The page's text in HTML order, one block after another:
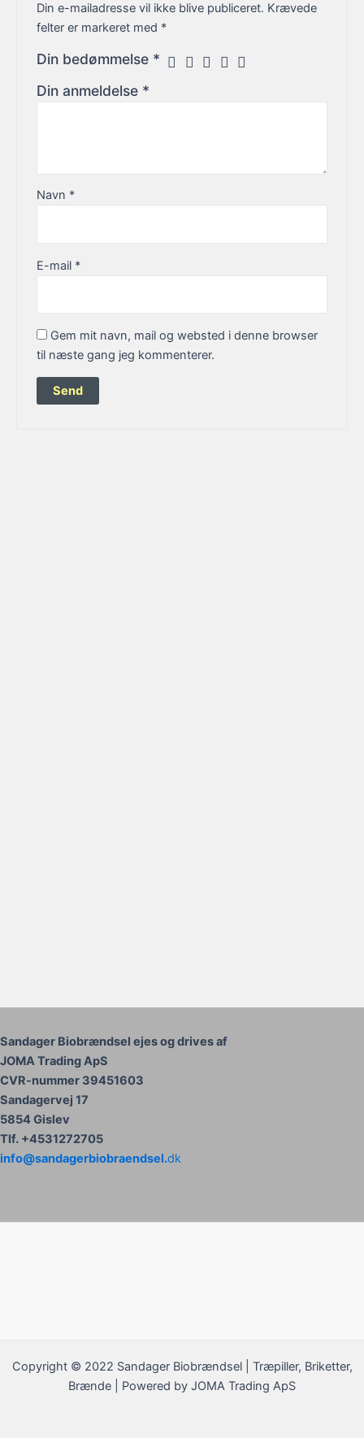
Din e-mailadresse vil ikke blive publiceret. Krævede
felter er markeret med *
Din bedømmelse *
Din anmeldelse *
Navn *
E-mail *
Gem mit navn, mail og websted i denne browser
til næste gang jeg kommenterer.
Sandager Biobrændsel ejes og drives af
JOMA Trading ApS
CVR-nummer 39451603
Sandagervej 17
5854 Gislev
Tlf. +4531272705
info@sandagerbiobraendsel.dk
Copyright © 2022 Sandager Biobrændsel | Træpiller, Briketter,
Brænde | Powered by JOMA Trading ApS